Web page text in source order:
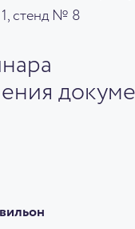
стенд № 8